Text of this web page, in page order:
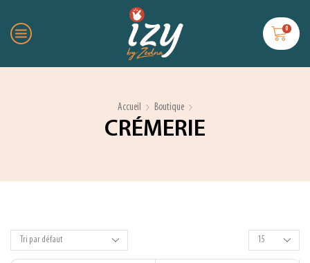
0
Accueil Boutique
CRÉMERIE